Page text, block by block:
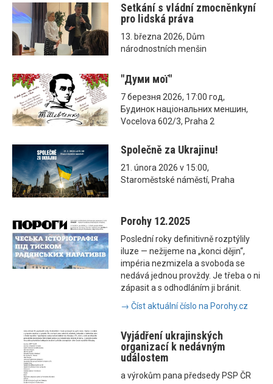
Setkání s vládní zmocněnkyní
pro lidská práva
13. března 2026, Dům
národnostních menšin
"Думи мої"
7 березня 2026, 17:00 год,
Будинок національних меншин,
Vocelova 602/3, Praha 2
Společně za Ukrajinu!
21. února 2026 v 15:00,
Staroměstské náměstí, Praha
Porohy 12.2025
Poslední roky definitivně rozptýlily
iluze — nežijeme na „konci dějin“,
impéria nezmizela a svoboda se
nedává jednou provždy. Je třeba o ni
zápasit a s odhodláním ji bránit.
→ Číst aktuální číslo na Porohy.cz
Vyjádření ukrajinských
organizací k nedávným
událostem
a výrokům pana předsedy PSP ČR